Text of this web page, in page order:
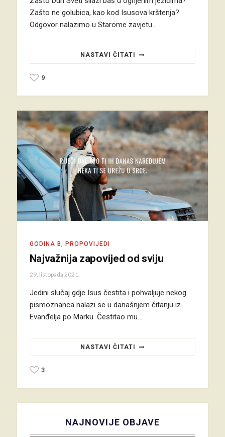
Zašto ne golubica, kao kod Isusova krštenja?
Odgovor nalazimo u Starome zavjetu…
NASTAVI ČITATI
9
GODINA B, PROPOVIJEDI
Najvažnija zapovijed od sviju
29. listopada 2021.
Jedini slučaj gdje Isus čestita i pohvaljuje nekog
pismoznanca nalazi se u današnjem čitanju iz
Evanđelja po Marku. Čestitao mu…
NASTAVI ČITATI
3
NAJNOVIJE OBJAVE